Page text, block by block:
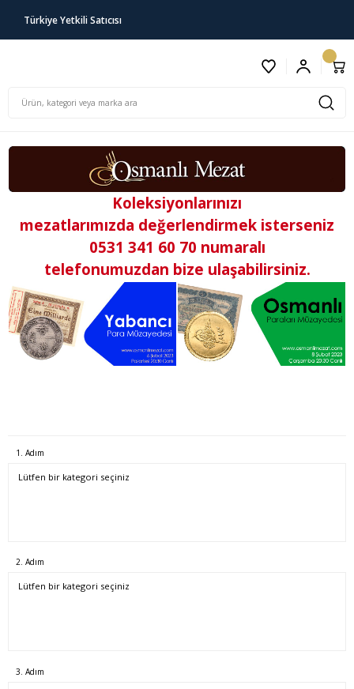
Türkiye Yetkili Satıcısı
Koleksiyonlarınızı
mezatlarımızda değerlendirmek isterseniz
0531 341 60 70 numaralı
telefonumuzdan bize ulaşabilirsiniz.
1. Adım
2. Adım
3. Adım